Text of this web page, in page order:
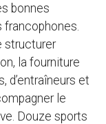
bonnes
structurer
la fourniture
d’entraîneurs et
le
Douze sports